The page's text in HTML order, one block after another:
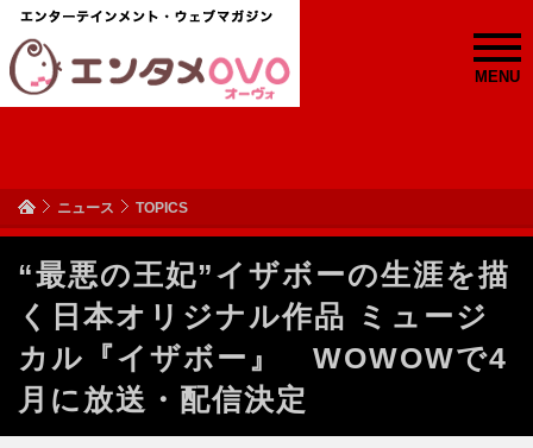
MENU
ニュース TOPICS
“最悪の王妃”イザボーの生涯を描
く日本オリジナル作品 ミュージ
カル『イザボー』 WOWOWで4
月に放送・配信決定